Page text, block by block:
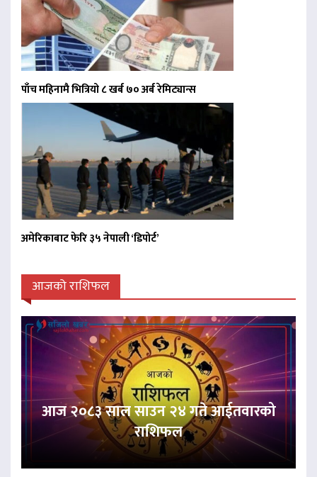
पाँच महिनामै भित्रियो ८ खर्ब ७० अर्ब रेमिट्यान्स
अमेरिकाबाट फेरि ३५ नेपाली ‘डिपोर्ट’
आजको राशिफल
आज २०८३ साल साउन २४ गते आईतवारको
राशिफल